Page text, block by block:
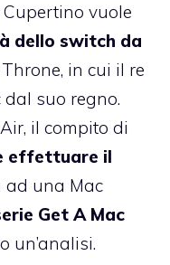
vuole
dello switch da
Throne, in cui il re
suo regno.
, il compito di
effettuare il
ad una Mac
Get A Mac
un’analisi.